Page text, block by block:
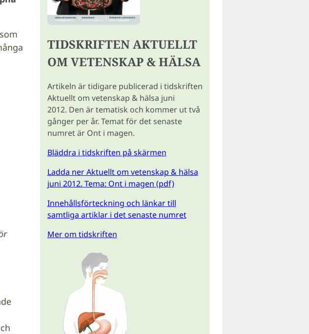
TIDSKRIFTEN AKTUELLT
OM VETENSKAP & HÄLSA
Artikeln är tidigare publicerad i tidskriften
Aktuellt om vetenskap & hälsa juni
2012. Den är tematisk och kommer ut två
gånger per år. Temat för det senaste
numret är Ont i magen.
Bläddra i tidskriften på skärmen
Ladda ner Aktuellt om vetenskap & hälsa
juni 2012. Tema: Ont i magen (pdf)
Innehållsförteckning och länkar till
samtliga artiklar i det senaste numret
Mer om tidskriften